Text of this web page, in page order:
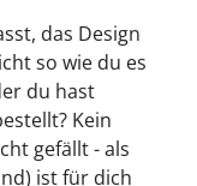
das Design
so wie du es
du hast
Kein
gefällt - als
ist für dich